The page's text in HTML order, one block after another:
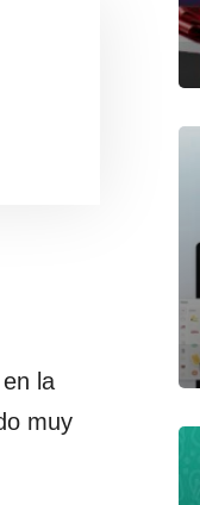
la
muy